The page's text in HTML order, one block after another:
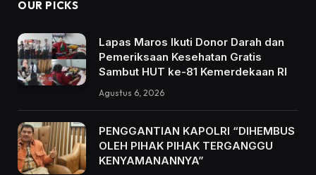
OUR PICKS
Lapas Maros Ikuti Donor Darah dan
Pemeriksaan Kesehatan Gratis
Sambut HUT ke-81 Kemerdekaan RI
Agustus 6, 2026
PENGGANTIAN KAPOLRI “DIHEMBUS
OLEH PIHAK PIHAK TERGANGGU
KENYAMANANNYA”